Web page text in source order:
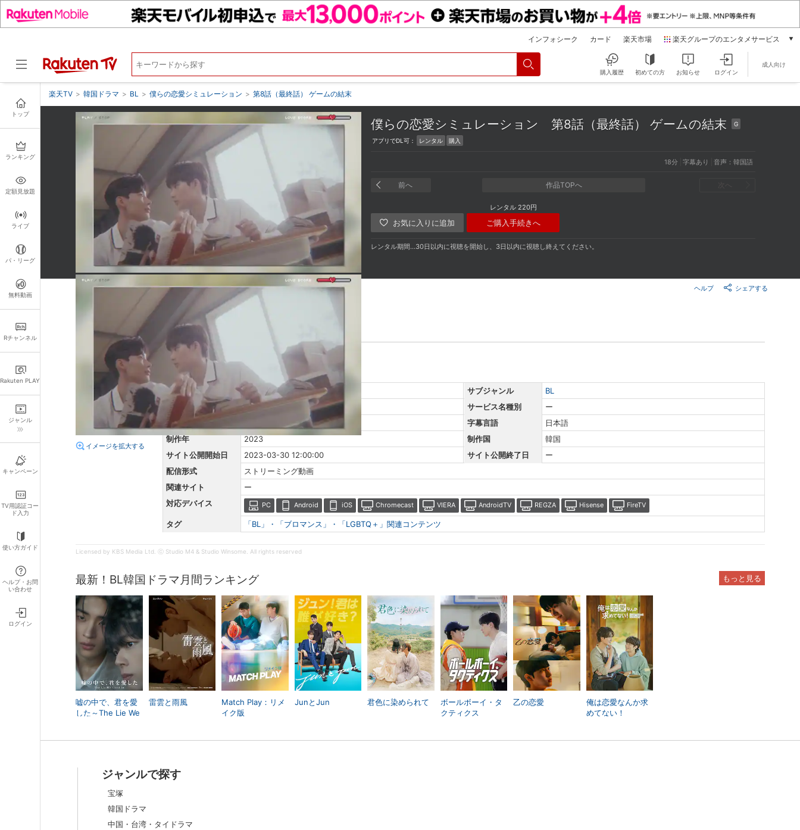
インフォシーク カード 楽天市場 楽天グループのエンタメサービス
本/ゲーム/CD/DVD
楽天Kobo
動画配信
エンタメニュース
購入履歴 初めての方 お知らせ ログイン
成人向け
トップ
ランキング
定額見放題
ライブ
パ・リーグ
無料動画
Rチャンネル
Rakuten PLAY
ジャンル
キャンペーン
TV用認証コー
ド入力
使い方ガイド
ヘルプ・お問
い合わせ
ログイン
楽天TV > 韓国ドラマ > BL > 僕らの恋愛シミュレーション > 第8話（最終話） ゲームの結末
僕らの恋愛シミュレーション 第8話（最終話） ゲームの結末 G
アプリでDL可： レンタル 購入
18分 字幕あり 音声：韓国語
前へ 作品TOPへ 次へ
レンタル 220円
ご購入手続きへ
レンタル期間…30日以内に視聴を開始し、3日以内に視聴し終えてください。
シェアする
ヘルプ
詳細情報
イメージを拡大する
キャスト・スタッフ
出演： イ・ジョンヒョク
イ・スンギュ
監督：
イム・ヒョンヒ
原題 ー サブジャンル
BL
再生時間
18分 サービス名種別
ー
音声言語
字幕言語
日本語
制作年
2023 制作国
韓国
サイト公開開始日
2023-03-30 12:00:00 サイト公開終了日
ー
配信形式
ストリーミング動画
関連サイト
ー
対応デバイス
PC Android iOS Chromecast VIERA AndroidTV REGZA Hisense FireTV
タグ 「BL」・「ブロマンス」・「LGBTQ＋」関連コンテンツ
Licensed by KBS Media Ltd. ⓒ Studio M4 & Studio Winsome. All rights reserved
最新！BL韓国ドラマ月間ランキング もっと見る
嘘の中で、君を愛
した～The Lie We
雷雲と雨風
Match Play：リメ
イク版
JunとJun 君色に染められて
ボールボーイ・タ
クティクス
乙の恋愛
俺は恋愛なんか求
めてない！
ジャンルで探す
宝塚
韓国ドラマ
中国・台湾・タイドラマ